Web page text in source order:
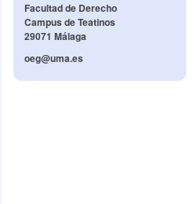
Facultad de Derecho
Campus de Teatinos
29071 Málaga
oeg@uma.es